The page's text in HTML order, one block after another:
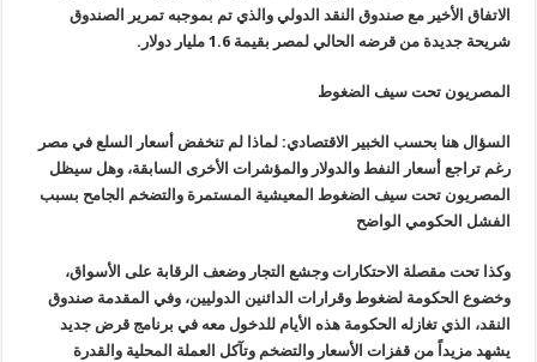
الاتفاق الأخير مع صندوق النقد الدولي والذي تم بموجبه تمرير الصندوق
شريحة جديدة من قرضه الحالي لمصر بقيمة 1.6 مليار دولار
.
المصريون تحت سيف الضغوط
السؤال هنا بحسب الخبير الاقتصادي: لماذا لم تنخفض أسعار السلع في مصر
رغم تراجع أسعار النفط والدولار والمؤشرات الأخرى السابقة، وهل سيظل
المصريون تحت سيف الضغوط المعيشية المستمرة والتضخم الجامح بسبب
الفشل الحكومي الواضح
وكذا تحت مقصلة الاحتكارات وجشع التجار وضعف الرقابة على الأسواق،
وخضوع الحكومة لضغوط وقرارات الدائنين الدوليين، وفي المقدمة صندوق
النقد، الذي تغازله الحكومة هذه الأيام للدخول معه في برنامج قرض جديد
يشهد مزيداً من قفزات الأسعار والتضخم وتآكل العملة المحلية والقدرة